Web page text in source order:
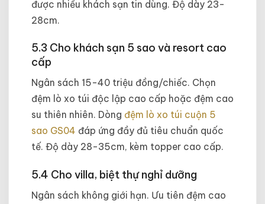
được nhiều khách sạn tin dùng. Độ dày 23-
28cm.
5.3 Cho khách sạn 5 sao và resort cao
cấp
Ngân sách 15-40 triệu đồng/chiếc. Chọn
đệm lò xo túi độc lập cao cấp hoặc đệm cao
su thiên nhiên. Dòng đệm lò xo túi cuộn 5
sao GS04 đáp ứng đầy đủ tiêu chuẩn quốc
tế. Độ dày 28-35cm, kèm topper cao cấp.
5.4 Cho villa, biệt thự nghỉ dưỡng
Ngân sách không giới hạn. Ưu tiên đệm cao